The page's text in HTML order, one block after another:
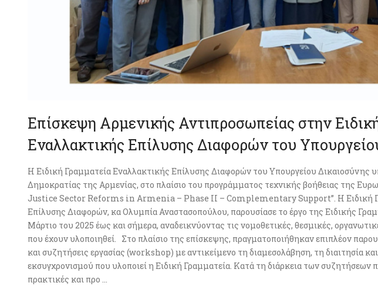
Επίσκεψη Αρμενικής Αντιπροσωπείας στην
Εναλλακτικής Επίλυσης Διαφορών του
Η Ειδική Γραμματεία Εναλλακτικής Επίλυσης Διαφορών του Υπουργείου Δικαιοσύνης
Δημοκρατίας της Αρμενίας, στο πλαίσιο του προγράμματος τεχνικής βοήθειας της
Justice Sector Reforms in Armenia – Phase II – Complementary Support”. Η Ειδική
Επίλυσης Διαφορών, κα Ολυμπία Αναστασοπούλου, παρουσίασε το έργο της Ειδικής
Μάρτιο του 2025 έως και σήμερα, αναδεικνύοντας τις νομοθετικές, θεσμικές,
που έχουν υλοποιηθεί. Στο πλαίσιο της επίσκεψης, πραγματοποιήθηκαν επιπλέον
και συζητήσεις εργασίας (workshop) με αντικείμενο τη διαμεσολάβηση, τη διαιτησία
εκσυγχρονισμού που υλοποιεί η Ειδική Γραμματεία. Κατά τη διάρκεια των συζητήσεων
πρακτικές και προ ...